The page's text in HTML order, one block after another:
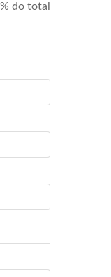
do total